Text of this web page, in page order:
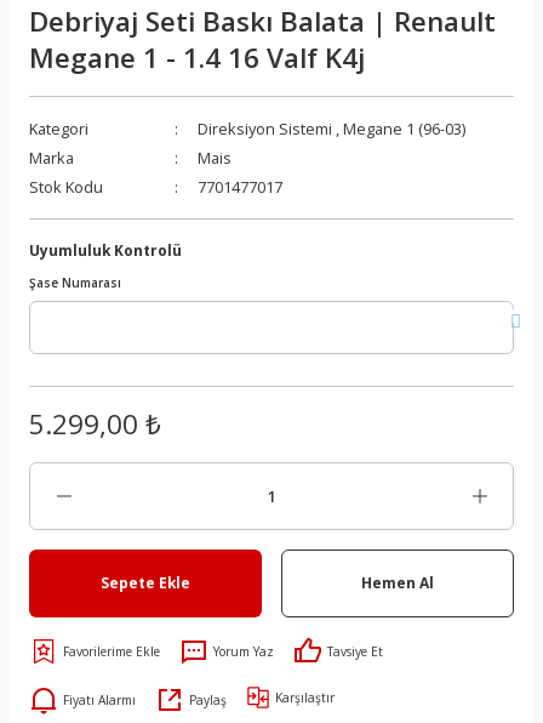
Debriyaj Seti Baskı Balata | Renault
Megane 1 - 1.4 16 Valf K4j
Kategori Direksiyon Sistemi ,Megane 1 (96-03)
Marka
Mais
Stok Kodu
7701477017
Uyumluluk Kontrolü
Şase Numarası
5.299,00 ₺
Sepete Ekle Hemen Al
Yorum Yaz Tavsiye Et
Fiyatı Alarmı Paylaş Karşılaştır